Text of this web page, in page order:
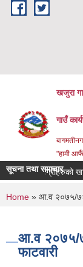
Skip to main content
खजुरा
गाउँ
"हामी आफैँ
सूचना तथा समाचार
सामाग्रीहरुको
You are
Home » आ.व २०७५/७६
आ.व २०७५/
फाटवारी